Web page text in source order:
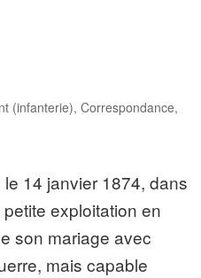
(infanterie),Correspondance,
14 janvier 1874, dans
exploitation en
son mariage avec
mais capable